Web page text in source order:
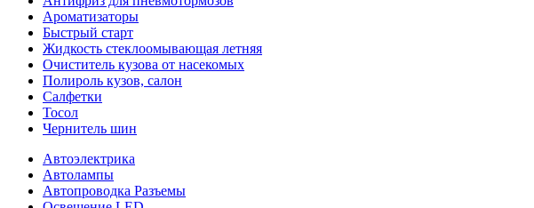
Ароматизаторы
Быстрый старт
Жидкость стеклоомывающая летняя
Очиститель кузова от насекомых
Полироль кузов, салон
Салфетки
Тосол
Чернитель шин
Автоэлектрика
Автолампы
Автопроводка Разъемы